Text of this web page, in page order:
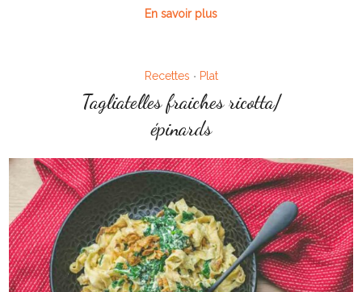
En savoir plus
Recettes • Plat
Tagliatelles fraiches ricotta/
épinards